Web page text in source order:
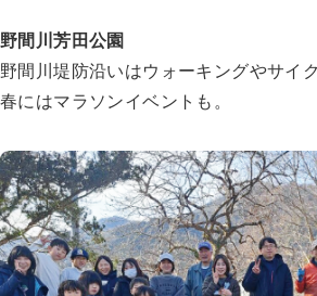
野間川芳田公園
野間川堤防沿いはウォーキングやサイ
春にはマラソンイベントも。